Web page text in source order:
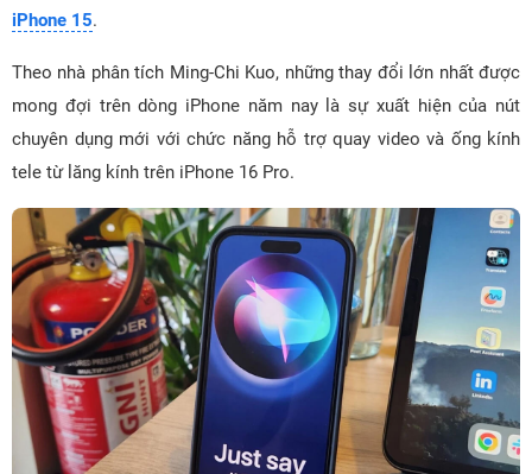
iPhone 15.
Theo nhà phân tích Ming-Chi Kuo, những thay đổi lớn nhất được
mong đợi trên dòng iPhone năm nay là sự xuất hiện của nút
chuyên dụng mới với chức năng hỗ trợ quay video và ống kính
tele từ lăng kính trên iPhone 16 Pro.